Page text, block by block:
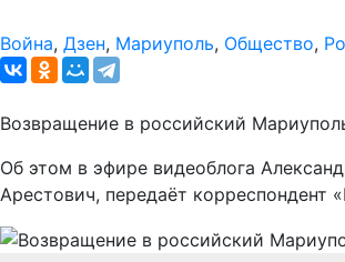
Война, Дзен, Мариуполь, Общество,
Возвращение в российский
Об этом в эфире видеоблога
Арестович, передаёт корреспондент